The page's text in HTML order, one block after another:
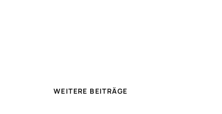
WEITERE BEITRÄGE